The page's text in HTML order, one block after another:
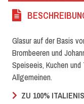
Glasur auf der Basis
Brombeeren und
Speiseeis, Kuchen
Allgemeinen.
ZU 100%